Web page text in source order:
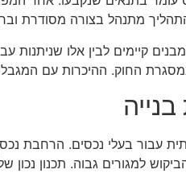
מתנהל בצורה מסודרת
קיימים לבין אלו
החוק. ההיכרות עם
עבור בעלי נכסים.
למגורים גבוה. תכנון נכון